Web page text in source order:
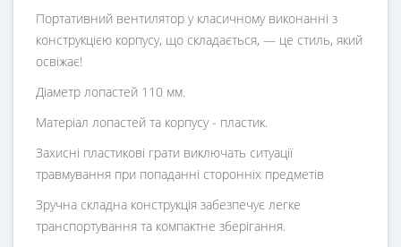
Портативний вентилятор у класичному виконанні з
конструкцією корпусу, що складається, — це стиль, який
освіжає!
Діаметр лопастей 110 мм.
Матеріал лопастей та корпусу - пластик.
Захисні пластикові грати виключать ситуації
травмування при попаданні сторонніх предметів
Зручна складна конструкція забезпечує легке
транспортування та компактне зберігання.